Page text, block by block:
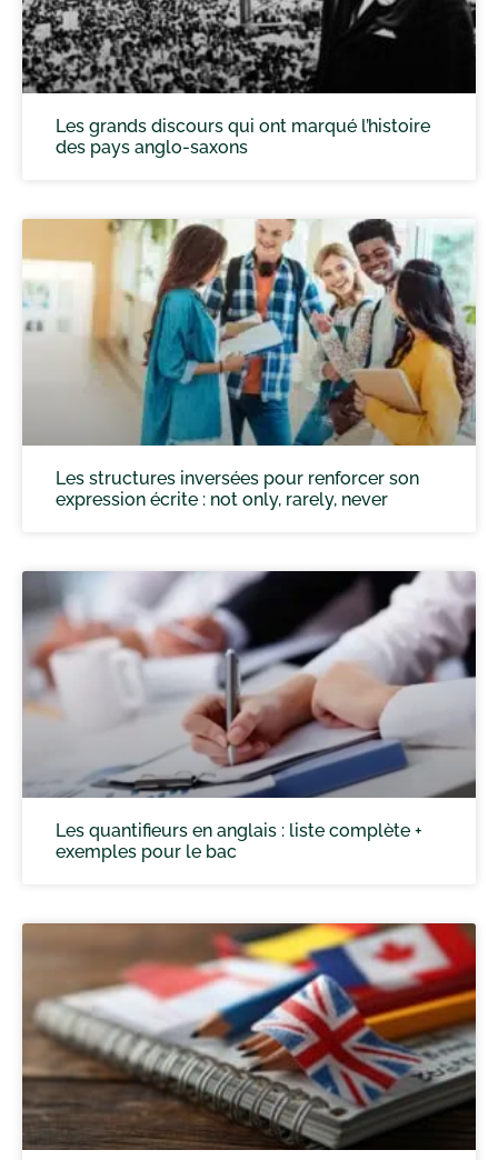
Les grands discours qui ont marqué l’histoire
des pays anglo-saxons
Les structures inversées pour renforcer son
expression écrite : not only, rarely, never
Les quantifieurs en anglais : liste complète +
exemples pour le bac